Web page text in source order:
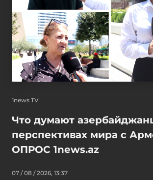
1news TV
Что думают
перспективах мира с
ОПРОС 1news.az
07 / 08 / 2026, 13:37